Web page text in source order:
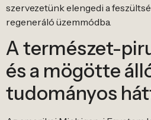
szervezetünk elengedi a
regeneráló üzemmódba.
A természet-
és a mögötte
tudományos